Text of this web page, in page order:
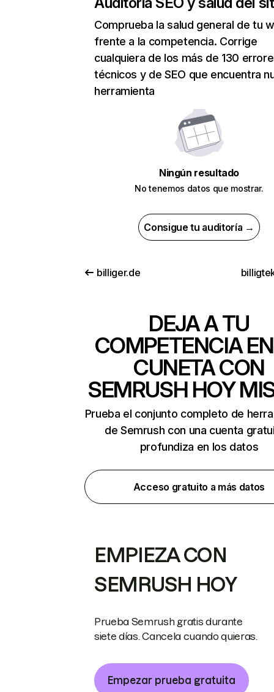
Comprueba la salud general de tu
frente a la competencia. Corrige
cualquiera de los más de 130
técnicos y de SEO que encuentra
herramienta
Ningún resultado
No tenemos datos que mostrar.
Consigue tu auditoría →
billiger.de
DEJA A TU
COMPETENCIA
CUNETA CON
SEMRUSH HOY
Prueba el conjunto completo de
de Semrush con una cuenta
profundiza en los datos
Acceso gratuito a más datos
EMPIEZA CON
SEMRUSH HOY
Prueba Semrush gratis durante
siete días. Cancela cuando quieras.
Empezar prueba gratuita